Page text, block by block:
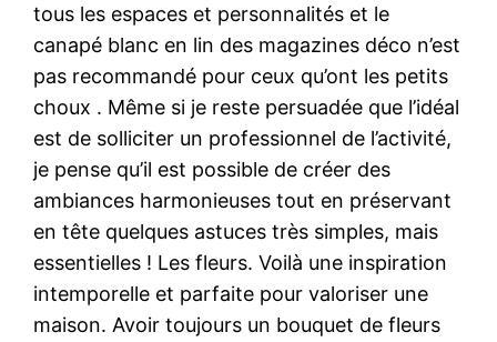
tous les espaces et personnalités et le
canapé blanc en lin des magazines déco n’est
pas recommandé pour ceux qu’ont les petits
choux . Même si je reste persuadée que l’idéal
est de solliciter un professionnel de l’activité,
je pense qu’il est possible de créer des
ambiances harmonieuses tout en préservant
en tête quelques astuces très simples, mais
essentielles ! Les fleurs. Voilà une inspiration
intemporelle et parfaite pour valoriser une
maison. Avoir toujours un bouquet de fleurs